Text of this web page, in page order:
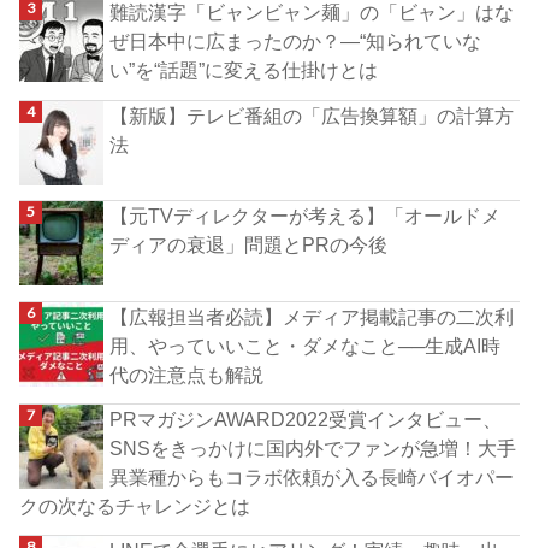
難読漢字「ビャンビャン麺」の「ビャン」はな
ぜ日本中に広まったのか？―“知られていな
い”を“話題”に変える仕掛けとは
【新版】テレビ番組の「広告換算額」の計算方
法
【元TVディレクターが考える】「オールドメ
ディアの衰退」問題とPRの今後
【広報担当者必読】メディア掲載記事の二次利
用、やっていいこと・ダメなこと──生成AI時
代の注意点も解説
PRマガジンAWARD2022受賞インタビュー、
SNSをきっかけに国内外でファンが急増！大手
異業種からもコラボ依頼が入る長崎バイオパー
クの次なるチャレンジとは